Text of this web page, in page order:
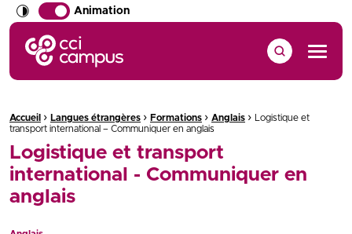
Animation
CCI Campus La formation qui vous ressemble
Menu
Fil d'Ariane :
Accueil › Langues étrangères › Formations › Anglais ›
Logistique et
transport international – Communiquer en anglais
Logistique et transport
international - Communiquer en
anglais